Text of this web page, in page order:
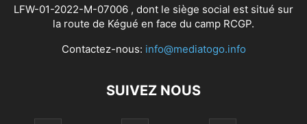
LFW-01-2022-M-07006 , dont le siège social est situé sur
la route de Kégué en face du camp RCGP.
Contactez-nous: info@mediatogo.info
SUIVEZ NOUS